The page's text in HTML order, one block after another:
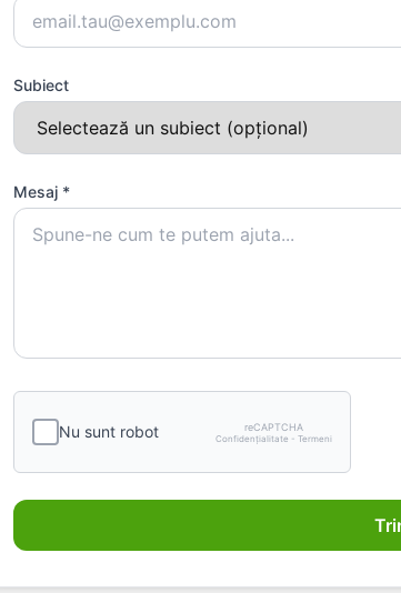
Subiect
Mesaj *
Nu sunt robot reCAPTCHA
Confidențialitate - Termeni